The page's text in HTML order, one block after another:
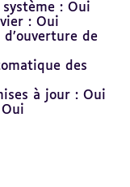
: Oui
: Oui
de
des
à jour : Oui